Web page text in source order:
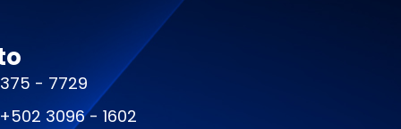
- 7729
3096 - 1602